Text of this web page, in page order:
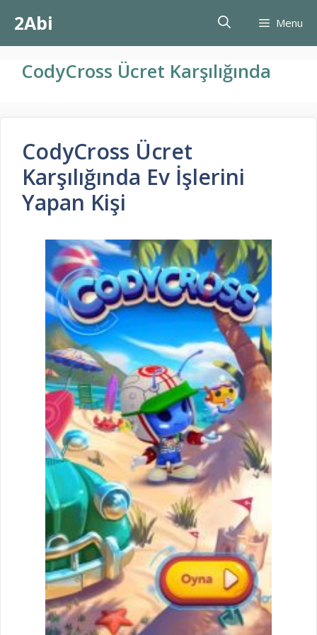
atla2Abi Menu
CodyCross Ücret Karşılığında
CodyCross Ücret
Karşılığında Ev İşlerini
Yapan Kişi